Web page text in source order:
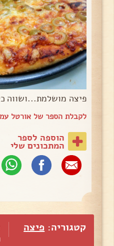
פיצה מושלמת...ושווה
לקבלת הספר של אורטל
הוספה לספר
המתכונים שלי
קטגוריה: פיצה